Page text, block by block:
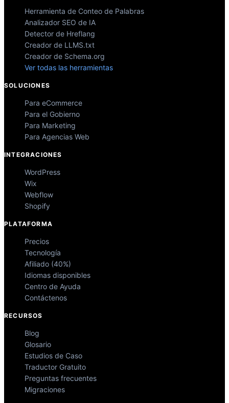
Herramienta de Conteo de Palabras
Analizador SEO de IA
Detector de Hreflang
Creador de LLMS.txt
Creador de Schema.org
Ver todas las herramientas
SOLUCIONES
Para eCommerce
Para el Gobierno
Para Marketing
Para Agencias Web
INTEGRACIONES
WordPress
Wix
Webflow
Shopify
PLATAFORMA
Precios
Tecnología
Afiliado (40%)
Idiomas disponibles
Centro de Ayuda
Contáctenos
RECURSOS
Blog
Glosario
Estudios de Caso
Traductor Gratuito
Preguntas frecuentes
Migraciones